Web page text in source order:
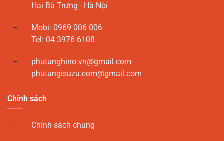
Hai Bà Trưng - Hà Nội
Mobi: 0969 006 006
Tel: 04 3976 6108
phutunghino.vn@gmail.com
phutungisuzu.com@gmail.com
Chính sách
Chính sách chung